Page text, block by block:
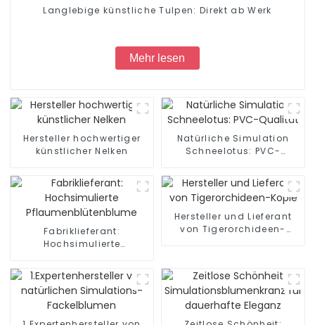
Langlebige künstliche Tulpen: Direkt ab Werk
Mehr lesen
Hersteller hochwertiger
künstlicher Nelken
Natürliche Simulation
Schneelotus: PVC-
Fabriklieferant:
Hochsimulierte
Hersteller und Lieferant
von Tigerorchideen-